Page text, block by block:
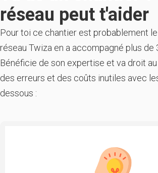
réseau peut t'aider
Pour toi ce chantier est probablement
réseau Twiza en a accompagné plus de
Bénéficie de son expertise et va droit
des erreurs et des coûts inutiles avec
dessous :